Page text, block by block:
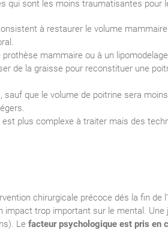
qui sont les moins traumatisantes pour
à restaurer le volume
mammaire ou à un
de la graisse pour reconstituer une
sauf que le volume de poitrine sera
plus complexe à traiter mais des
chirurgicale précoce dés la fin de
trop important sur le mental. Une
Le facteur psychologique est pris en